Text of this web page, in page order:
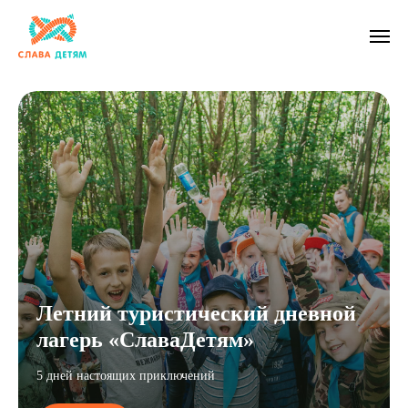
Летний туристический дневной
лагерь «СлаваДетям»
5 дней настоящих приключений